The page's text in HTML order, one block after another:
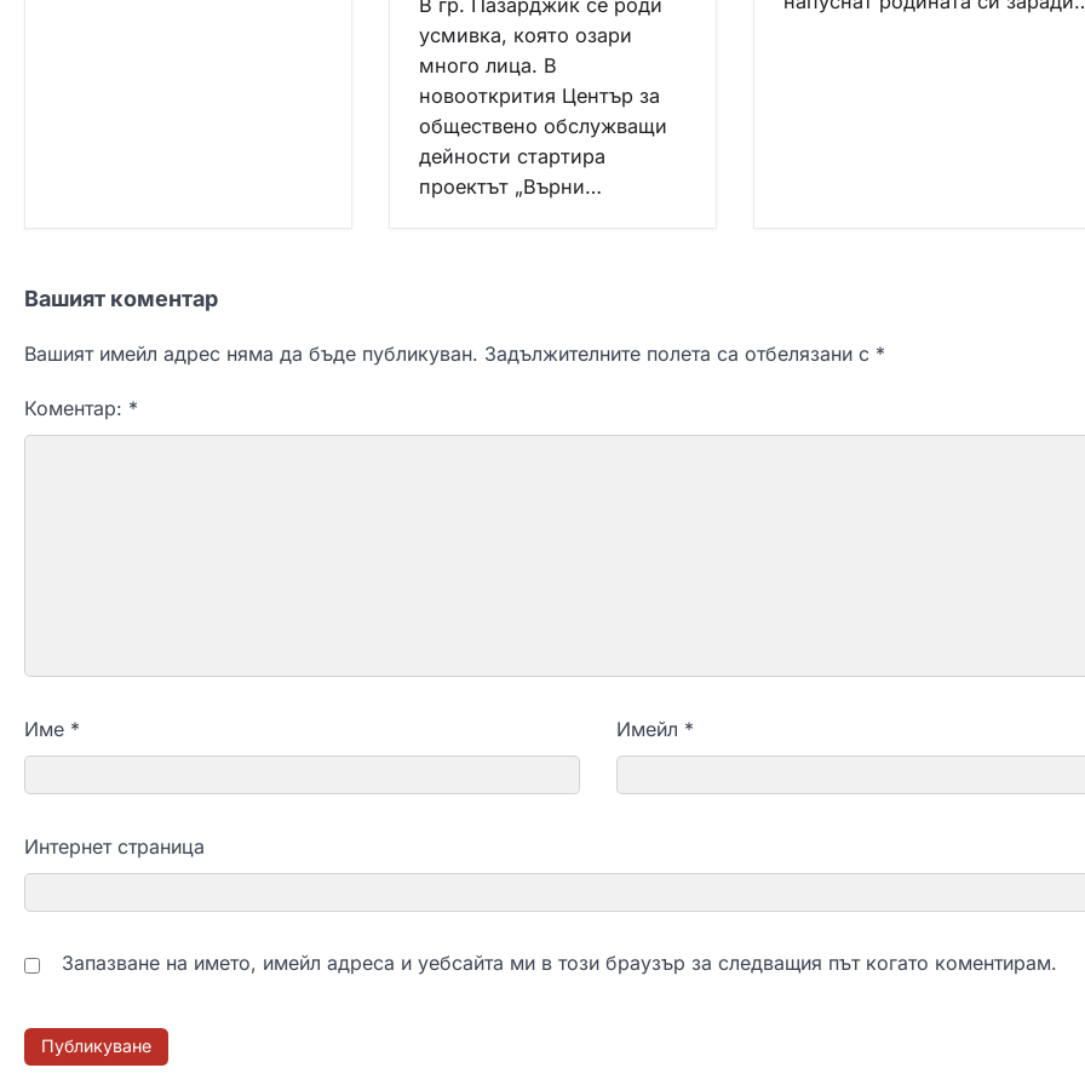
усмивка, която озари
много лица. В
новооткрития Център за
обществено обслужващи
дейности стартира
проектът „Върни…
Вашият коментар
Вашият имейл адрес няма да бъде публикуван. Задължителните полета са отбелязани с *
Коментар: *
Име * Имейл *
Интернет страница
Запазване на името, имейл адреса и уебсайта ми в този браузър за следващия път когато коментирам.